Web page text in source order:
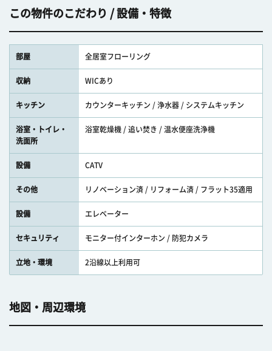
この物件のこだわり / 設備・特徴
部屋 全居室フローリング
収納 WICあり
キッチン カウンターキッチン / 浄水器 / システムキッチン
浴室・トイレ・
洗面所
浴室乾燥機 / 追い焚き / 温水便座洗浄機
設備 CATV
その他 リノベーション済 / リフォーム済 / フラット35適用
設備 エレベーター
セキュリティ モニター付インターホン / 防犯カメラ
立地・環境 2沿線以上利用可
地図・周辺環境